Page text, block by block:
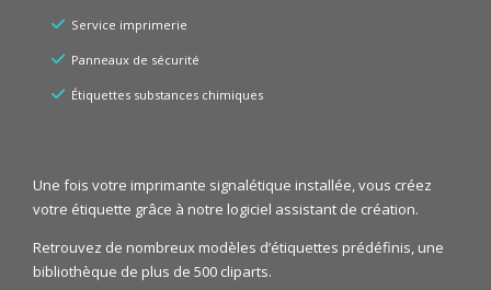
Service imprimerie
Panneaux de sécurité
Étiquettes substances chimiques
Une fois votre imprimante signalétique installée, vous créez
votre étiquette grâce à notre logiciel assistant de création.
Retrouvez de nombreux modèles d’étiquettes prédéfinis, une
bibliothèque de plus de 500 cliparts.